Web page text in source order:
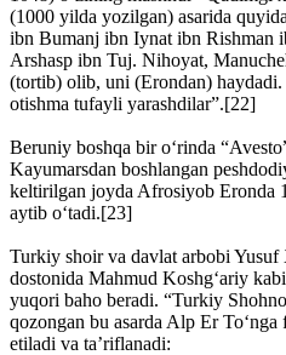
(1000 yilda yozilgan) asarida
ibn Bumanj ibn Iynat ibn Rishman
Arshasp ibn Tuj. Nihoyat,
(tortib) olib, uni (Erondan)
otishma tufayli yarashdilar”.[22]
Beruniy boshqa bir o‘rinda
Kayumarsdan boshlangan
keltirilgan joyda Afrosiyob Eronda
aytib o‘tadi.[23]
Turkiy shoir va davlat arbobi
dostonida Mahmud Koshg‘ariy
yuqori baho beradi. “Turkiy
qozongan bu asarda Alp Er
etiladi va ta’riflanadi: